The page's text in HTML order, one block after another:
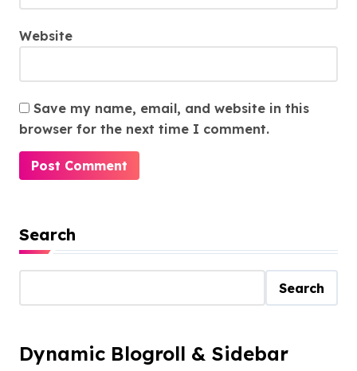
Website
Save my name, email, and website in this
browser for the next time I comment.
Search
Search
Dynamic Blogroll & Sidebar